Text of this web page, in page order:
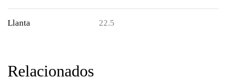
Llanta 22.5
Relacionados